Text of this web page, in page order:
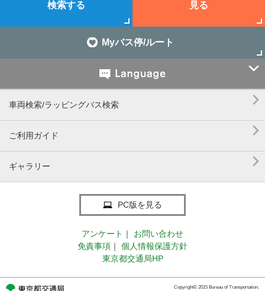
検索する
見る
Myバス停/ルート

車両検索/ラッピングバス検索 
ご利用ガイド 
ギャラリー 
PC版を見る
アンケート ｜
お問い合わせ
免責事項 ｜
個人情報保護方針
東京都交通局HP
Copyright© 2015 Bureau of Transportation.